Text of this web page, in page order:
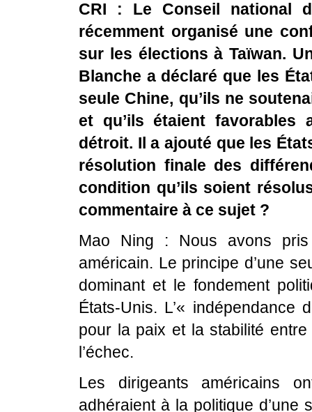
CRI : Le Conseil national
récemment organisé une
sur les élections à Taïwan.
Blanche a déclaré que les
seule Chine, qu’ils ne
et qu’ils étaient
détroit. Il a ajouté que les
résolution finale des
condition qu’ils soient
commentaire à ce sujet ?
Mao Ning : Nous avons
américain. Le principe d’une
dominant et le fondement
États-Unis. L’«
pour la paix et la stabilité
l’échec.
Les dirigeants américains
adhéraient à la politique d’une